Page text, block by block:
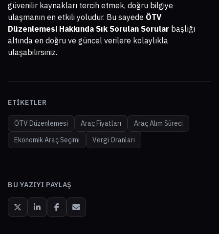
güvenilir kaynakları tercih etmek, doğru bilgiye
ulaşmanın en etkili yoludur. Bu sayede ÖTV
Düzenlemesi Hakkında Sık Sorulan Sorular başlığı
altında en doğru ve güncel verilere kolaylıkla
ulaşabilirsiniz.
ETIKETLER
ÖTV Düzenlemesi Araç Fiyatları
Araç Alım Süreci
Ekonomik Araç Seçimi
Vergi Oranları
BU YAZIYI PAYLAŞ